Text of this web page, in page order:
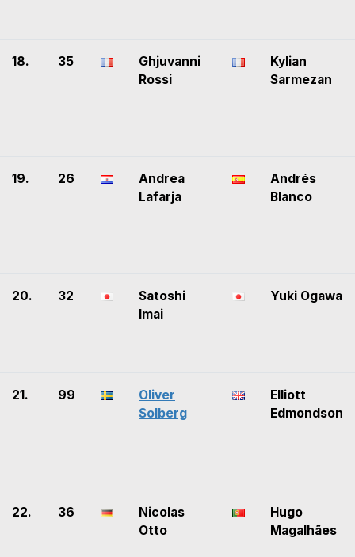
18. 35
Ghjuvanni
Rossi
Kylian
Sarmezan
19. 26
Andrea
Lafarja
Andrés
Blanco
20. 32
Satoshi
Imai
Yuki Ogawa
21. 99
Oliver
Solberg
Elliott
Edmondson
22. 36
Nicolas
Otto
Hugo
Magalhães